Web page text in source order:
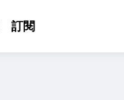
訂閱